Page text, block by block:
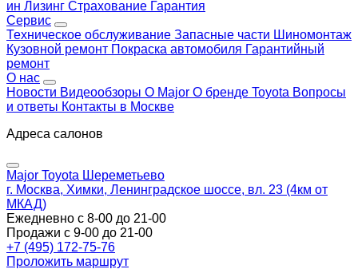
ин Лизинг Страхование Гарантия
Сервис
Техническое обслуживание Запасные части Шиномонтаж
Кузовной ремонт Покраска автомобиля Гарантийный
ремонт
О нас
Новости Видеообзоры О Major О бренде Toyota Вопросы
и ответы Контакты в Москве
Адреса салонов
Major Toyota Шереметьево
г. Москва, Химки, Ленинградское шоссе, вл. 23 (4км от
МКАД)
Ежедневно с 8-00 до 21-00
Продажи с 9-00 до 21-00
+7 (495) 172-75-76
Проложить маршрут